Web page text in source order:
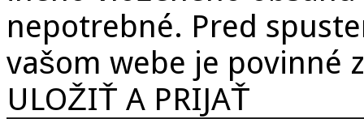
nepotrebné. Pred
vašom webe je povinné
ULOŽIŤ A PRIJAŤ